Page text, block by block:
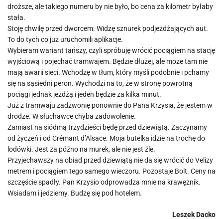
droższe, ale takiego numeru by nie było, bo cena za kilometr byłaby
stała.
Stoję chwilę przed dworcem. Widzę sznurek podjeżdżających aut.
To do tych co już uruchomili aplikacje.
Wybieram wariant tańszy, czyli spróbuję wrócić pociągiem na stację
wyjściową i pojechać tramwajem. Będzie dłużej, ale może tam nie
mają awarii sieci. Wchodzę w tłum, który myśli podobnie i pchamy
się na sąsiedni peron. Wychodzi na to, że w stronę powrotną
pociągi jednak jeżdżą i jeden będzie za kilka minut.
Już z tramwaju zadzwonię ponownie do Pana Krzysia, że jestem w
drodze. W słuchawce chyba zadowolenie.
Zamiast na siódmą trzydzieści będę przed dziewiątą. Zaczynamy
od życzeń i od Crémant d’Alsace. Moja butelka idzie na trochę do
lodówki. Jest za późno na murek, ale nie jest źle.
Przyjechawszy na obiad przed dziewiątą nie da się wrócić do Velizy
metrem i pociągiem tego samego wieczoru. Pozostaje Bolt. Ceny na
szczęście spadły. Pan Krzysio odprowadza mnie na krawężnik.
Wsiadam i jedziemy. Budzę się pod hotelem.
Leszek Dacko